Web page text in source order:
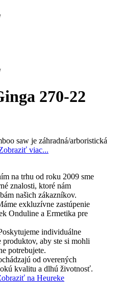
270-22
saw je záhradná/arboristická
viac...
na trhu od roku 2009 sme
znalosti, ktoré nám
našich zákazníkov.
exkluzívne zastúpenie
Onduline a Ermetika pre
individuálne
aby ste si mohli
potrebujete.
od overených
kvalitu a dlhú životnosť.
na Heureke